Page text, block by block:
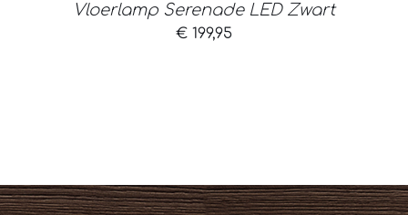
Vloerlamp Serenade LED Zwart
€ 199,95